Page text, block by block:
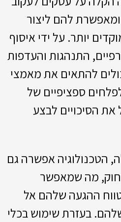
ומאפשרת להם ליצור
יותר. על ידי איסוף
התנהגות והעדפות
להתאים את מאמצי
ספציפיים של
הסיכויים לבצע
הטכנולוגיה אפשרה גם
מה שמאפשר
ההגעה שלהם אל
בעזרת שימוש בכלי